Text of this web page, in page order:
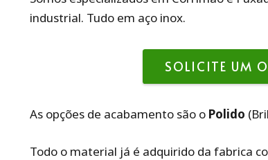
industrial. Tudo em aço inox.
SOLICITE UM
As opções de acabamento são o Polido
Todo o material já é adquirido da fabrica